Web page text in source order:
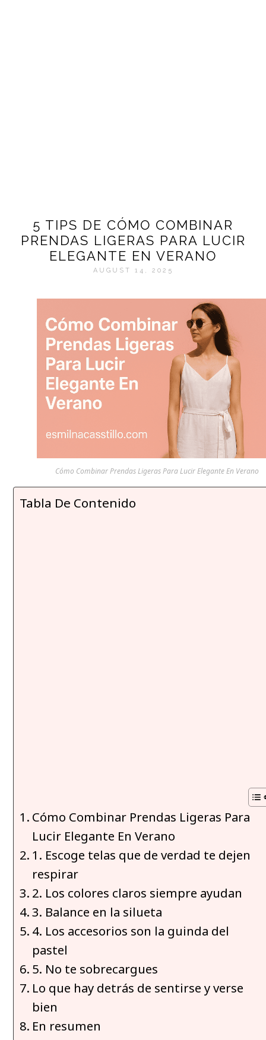
5 TIPS DE CÓMO COMBINAR
PRENDAS LIGERAS PARA LUCIR
ELEGANTE EN VERANO
AUGUST 14, 2025
Cómo Combinar Prendas Ligeras Para Lucir Elegante En Verano
Tabla De Contenido
Cómo Combinar Prendas Ligeras Para
Lucir Elegante En Verano
1. Escoge telas que de verdad te dejen
respirar
2. Los colores claros siempre ayudan
3. Balance en la silueta
4. Los accesorios son la guinda del
pastel
5. No te sobrecargues
Lo que hay detrás de sentirse y verse
bien
En resumen